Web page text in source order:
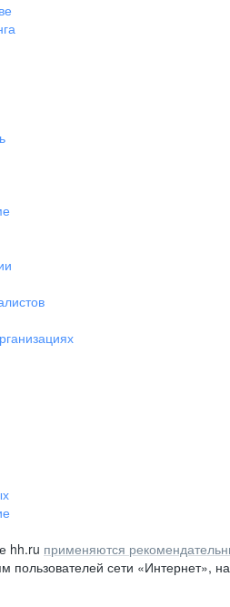
hh.ru применяются
пользователей сети «Интернет»,